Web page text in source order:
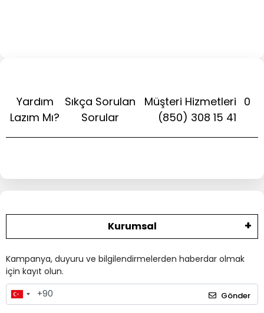
Yardım
Lazım Mı?
Sıkça Sorulan
Sorular
Müşteri Hizmetleri 0
(850) 308 15 41
Kurumsal
Kampanya, duyuru ve bilgilendirmelerden haberdar olmak
için kayıt olun.
Gönder